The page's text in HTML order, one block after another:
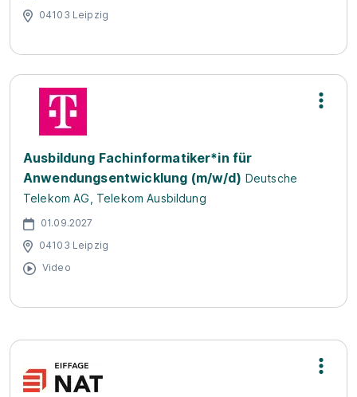
04103 Leipzig
Ausbildung Fachinformatiker*in für
Anwendungsentwicklung (m/w/d) Deutsche
Telekom AG, Telekom Ausbildung
01.09.2027
04103 Leipzig
Video